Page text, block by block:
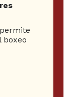
boxeo